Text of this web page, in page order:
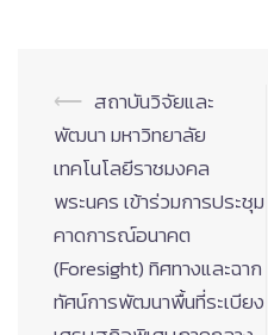
Post
navigation
⟵ สถาบันวิจัยและ
พัฒนา มหาวิทยาลัย
เทคโนโลยีราชมงคล
พระนคร เข้าร่วมการประชุม
คาดการณ์อนาคต
(Foresight) ทิศทางและฉาก
ทัศน์การพัฒนาพื้นที่ระเบียง